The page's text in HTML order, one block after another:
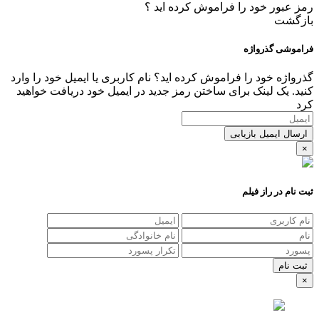
رمز عبور خود را فراموش کرده اید ؟
بازگشت
فراموشی گذرواژه
گذرواژه خود را فراموش کرده اید؟ نام کاربری یا ایمیل خود را وارد
کنید. یک لینک برای ساختن رمز جدید در ایمیل خود دریافت خواهید
کرد
ارسال ایمیل بازیابی
×
ثبت نام در راز فیلم
×